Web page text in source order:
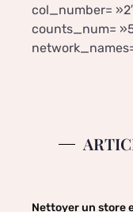
col_number=
counts_num=
Nettoyer un store